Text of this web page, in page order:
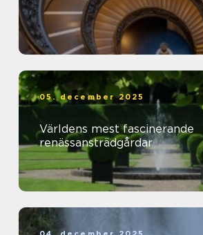
05. december 2025
Världens mest fascinerande
renässansträdgårdar